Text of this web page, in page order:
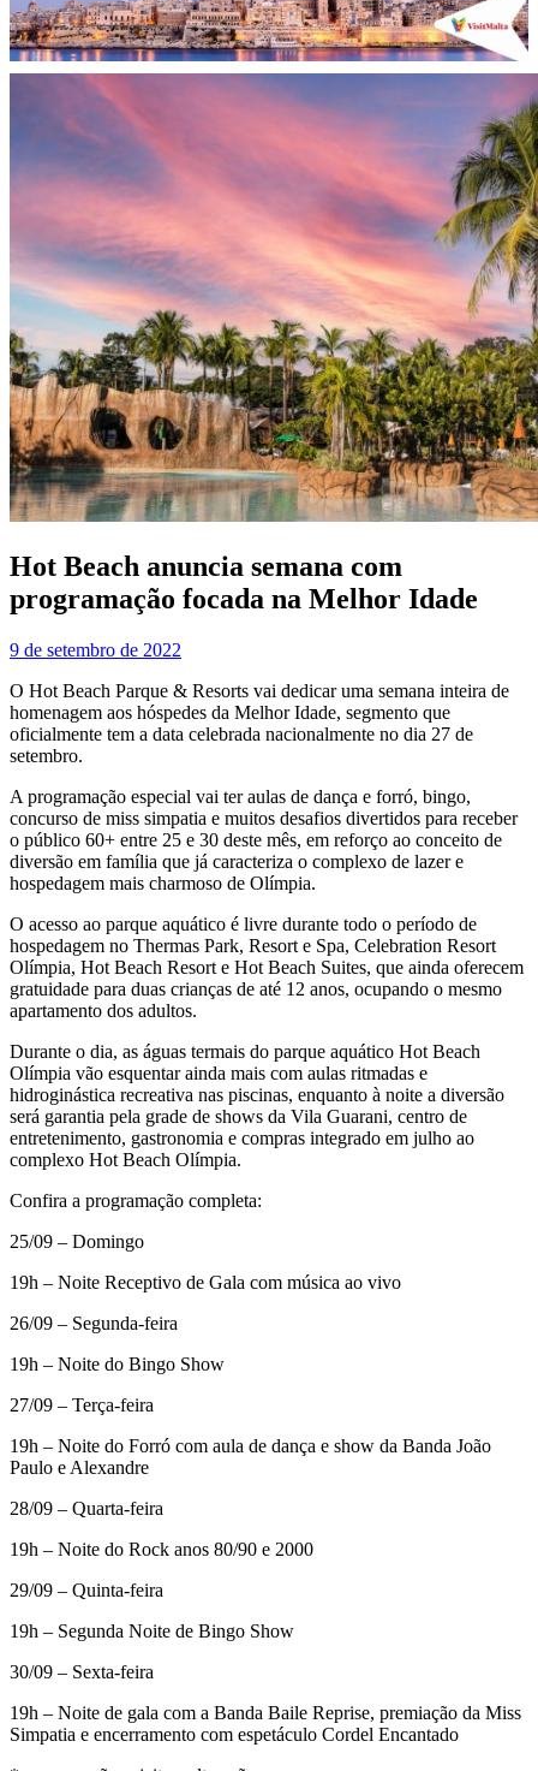
Hot Beach anuncia semana com
programação focada na Melhor Idade
9 de setembro de 2022
O Hot Beach Parque & Resorts vai dedicar uma semana inteira de
homenagem aos hóspedes da Melhor Idade, segmento que
oficialmente tem a data celebrada nacionalmente no dia 27 de
setembro.
A programação especial vai ter aulas de dança e forró, bingo,
concurso de miss simpatia e muitos desafios divertidos para receber
o público 60+ entre 25 e 30 deste mês, em reforço ao conceito de
diversão em família que já caracteriza o complexo de lazer e
hospedagem mais charmoso de Olímpia.
O acesso ao parque aquático é livre durante todo o período de
hospedagem no Thermas Park, Resort e Spa, Celebration Resort
Olímpia, Hot Beach Resort e Hot Beach Suites, que ainda oferecem
gratuidade para duas crianças de até 12 anos, ocupando o mesmo
apartamento dos adultos.
Durante o dia, as águas termais do parque aquático Hot Beach
Olímpia vão esquentar ainda mais com aulas ritmadas e
hidroginástica recreativa nas piscinas, enquanto à noite a diversão
será garantia pela grade de shows da Vila Guarani, centro de
entretenimento, gastronomia e compras integrado em julho ao
complexo Hot Beach Olímpia.
Confira a programação completa:
25/09 – Domingo
19h – Noite Receptivo de Gala com música ao vivo
26/09 – Segunda-feira
19h – Noite do Bingo Show
27/09 – Terça-feira
19h – Noite do Forró com aula de dança e show da Banda João
Paulo e Alexandre
28/09 – Quarta-feira
19h – Noite do Rock anos 80/90 e 2000
29/09 – Quinta-feira
19h – Segunda Noite de Bingo Show
30/09 – Sexta-feira
19h – Noite de gala com a Banda Baile Reprise, premiação da Miss
Simpatia e encerramento com espetáculo Cordel Encantado